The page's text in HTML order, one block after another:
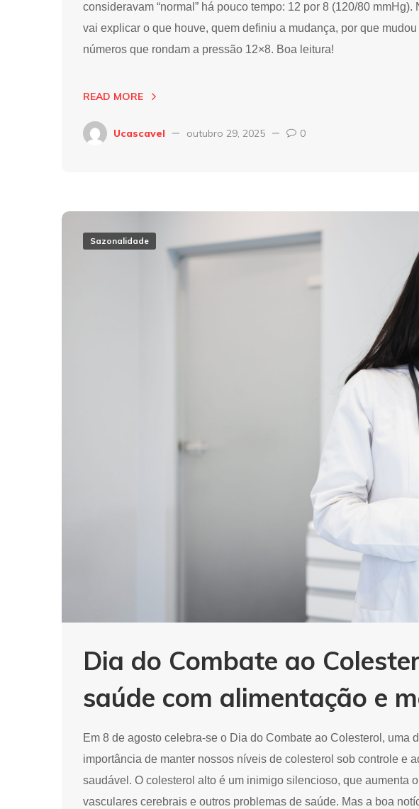
consideravam “normal” há pouco tempo: 12 por 8 (120/80
vai explicar o que houve, quem definiu a mudança, por que
números que rondam a pressão 12×8. Boa leitura!
READ MORE
Ucascavel outubro 29, 2025 0
Sazonalidade
Dia do Combate ao
saúde com alimentação e
Em 8 de agosto celebra-se o Dia do Combate ao Colesterol, uma
importância de manter nossos níveis de colesterol sob controle e
saudável. O colesterol alto é um inimigo silencioso, que aumenta
vasculares cerebrais e outros problemas de saúde. Mas a boa